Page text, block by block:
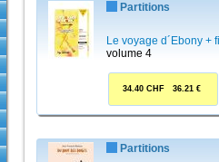
Partitions
Le voyage d´Ebony +
volume 4
34.40 CHF 36.21 €
Partitions